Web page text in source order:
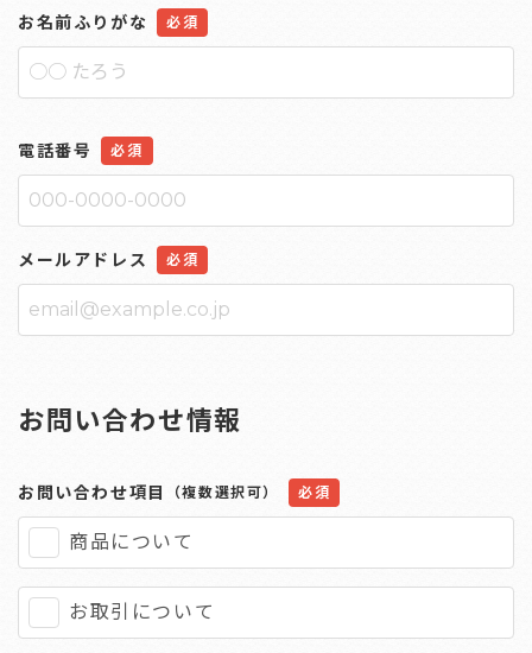
お名前ふりがな
電話番号
メールアドレス
お問い合わせ情報
お問い合わせ項目 （複数選択可）
商品について
お取引について